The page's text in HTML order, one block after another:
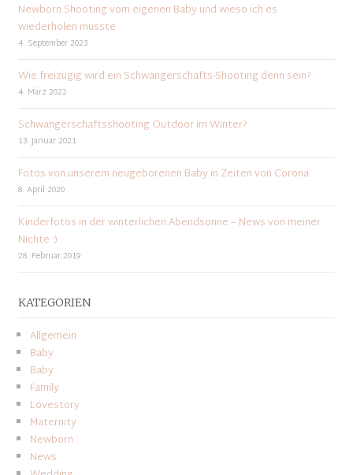
Newborn Shooting vom eigenen Baby und wieso ich es
wiederholen musste
4. September 2023
Wie freizügig wird ein Schwangerschafts-Shooting denn sein?
4. März 2022
Schwangerschaftsshooting Outdoor im Winter?
13. Januar 2021
Fotos von unserem neugeborenen Baby in Zeiten von Corona
8. April 2020
Kinderfotos in der winterlichen Abendsonne – News von meiner
Nichte :)
28. Februar 2019
KATEGORIEN
Allgemein
Baby
Baby
Family
Lovestory
Maternity
Newborn
News